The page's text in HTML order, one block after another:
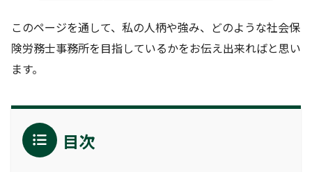
このページを通して、私の人柄や強み、どのような社会保
険労務士事務所を目指しているかをお伝え出来ればと思い
ます。
目次